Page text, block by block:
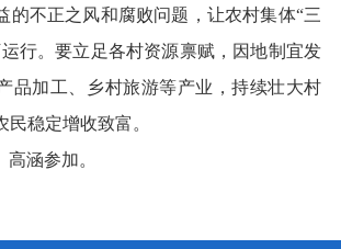
的不正之风和腐败问题，让农村集体“三
行。要立足各村资源禀赋，因地制宜发
品加工、乡村旅游等产业，持续壮大村
稳定增收致富。
涵参加。